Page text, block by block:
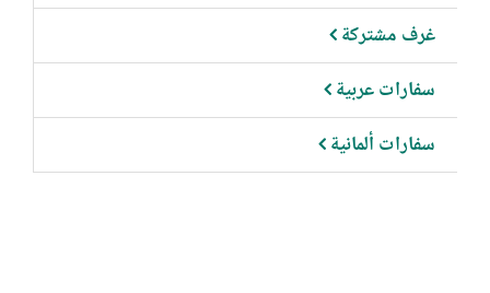
غرف مشتركة
سفارات عربية
سفارات ألمانية